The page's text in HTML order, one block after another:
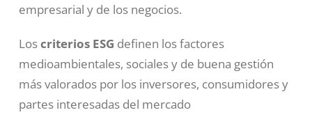
empresarial y de los negocios.
Loscriterios ESG definen los factores
medioambientales, sociales y de buena gestión
más valorados por los inversores, consumidores y
partes interesadas del mercado